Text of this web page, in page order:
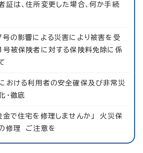
証は、住所変更した場合、何か手続
の影響による災害により被害を受
号被保険者に対する保険料免除に係
おける利用者の安全確保及び非常災
・徹底
金で住宅を修理しませんか」 火災保
修理 ご注意を